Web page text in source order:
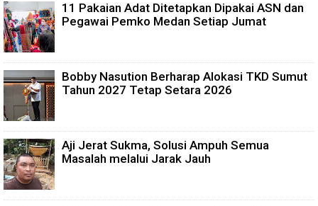
11 Pakaian Adat Ditetapkan Dipakai ASN dan
Pegawai Pemko Medan Setiap Jumat
Bobby Nasution Berharap Alokasi TKD Sumut
Tahun 2027 Tetap Setara 2026
Aji Jerat Sukma, Solusi Ampuh Semua
Masalah melalui Jarak Jauh